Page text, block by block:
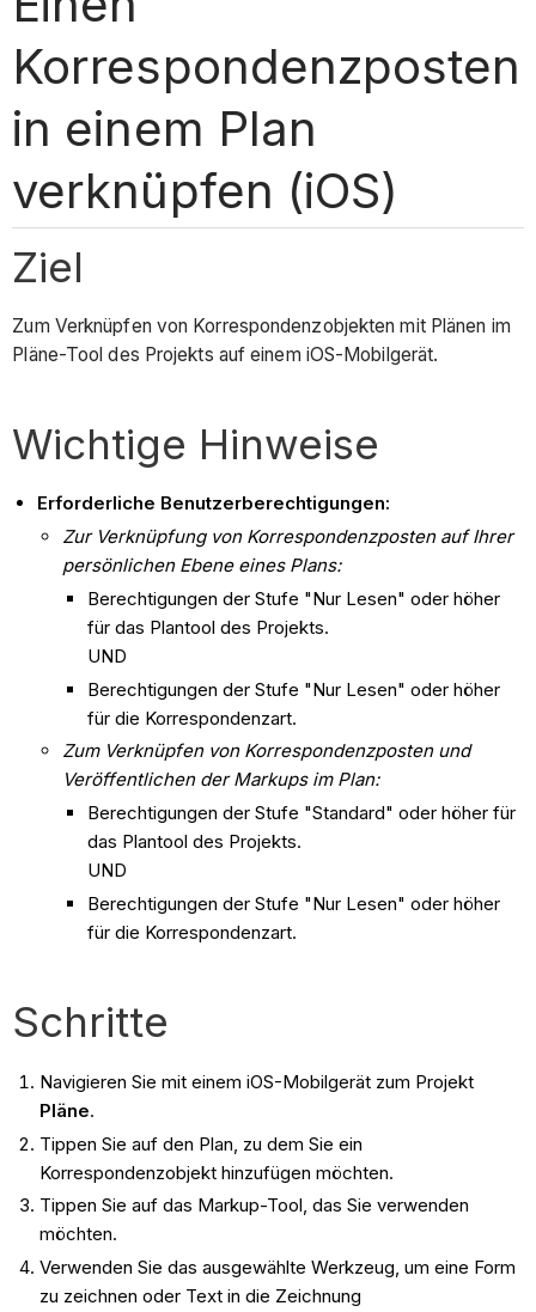
Korrespondenzposten
in einem Plan
verknüpfen (iOS)
Ziel
Zum Verknüpfen von Korrespondenzobjekten mit Plänen im
Pläne-Tool des Projekts auf einem iOS-Mobilgerät.
Wichtige Hinweise
Erforderliche Benutzerberechtigungen:
Zur Verknüpfung von Korrespondenzposten auf Ihrer
persönlichen Ebene eines Plans:
Berechtigungen der Stufe "Nur Lesen" oder höher
für das Plantool des Projekts.
UND
Berechtigungen der Stufe "Nur Lesen" oder höher
für die Korrespondenzart.
Zum Verknüpfen von Korrespondenzposten und
Veröffentlichen der Markups im Plan:
Berechtigungen der Stufe "Standard" oder höher für
das Plantool des Projekts.
UND
Berechtigungen der Stufe "Nur Lesen" oder höher
für die Korrespondenzart.
Schritte
Navigieren Sie mit einem iOS-Mobilgerät zum Projekt
Pläne.
Tippen Sie auf den Plan, zu dem Sie ein
Korrespondenzobjekt hinzufügen möchten.
Tippen Sie auf das Markup-Tool, das Sie verwenden
möchten.
Verwenden Sie das ausgewählte Werkzeug, um eine Form
zu zeichnen oder Text in die Zeichnung